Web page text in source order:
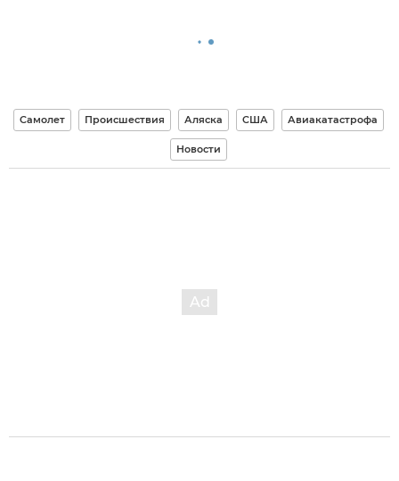
Самолет Происшествия Аляска США Авиакатастрофа
Новости